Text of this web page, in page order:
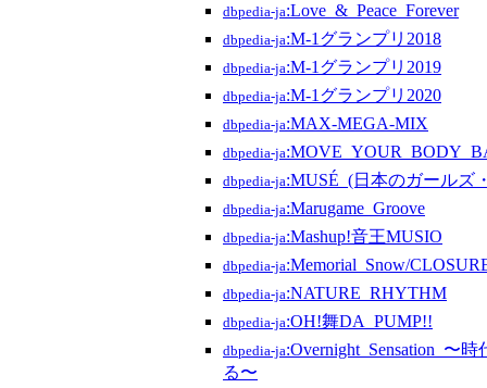
dbpedia-ja:Love_&_Peace_Forever
dbpedia-ja:M-1グランプリ2018
dbpedia-ja:M-1グランプリ2019
dbpedia-ja:M-1グランプリ2020
dbpedia-ja:MAX-MEGA-MIX
dbpedia-ja
dbpedia-ja:MUSÉ_(日本のガールズ
dbpedia-ja:Marugame_Groove
dbpedia-ja:Mashup!音王MUSIO
dbpedia-ja:Memorial_Snow/
dbpedia-ja:NATURE_RHYTHM
dbpedia-ja:OH!舞DA_PUMP!!
dbpedia-ja:Overnight_Sensation_〜
る〜